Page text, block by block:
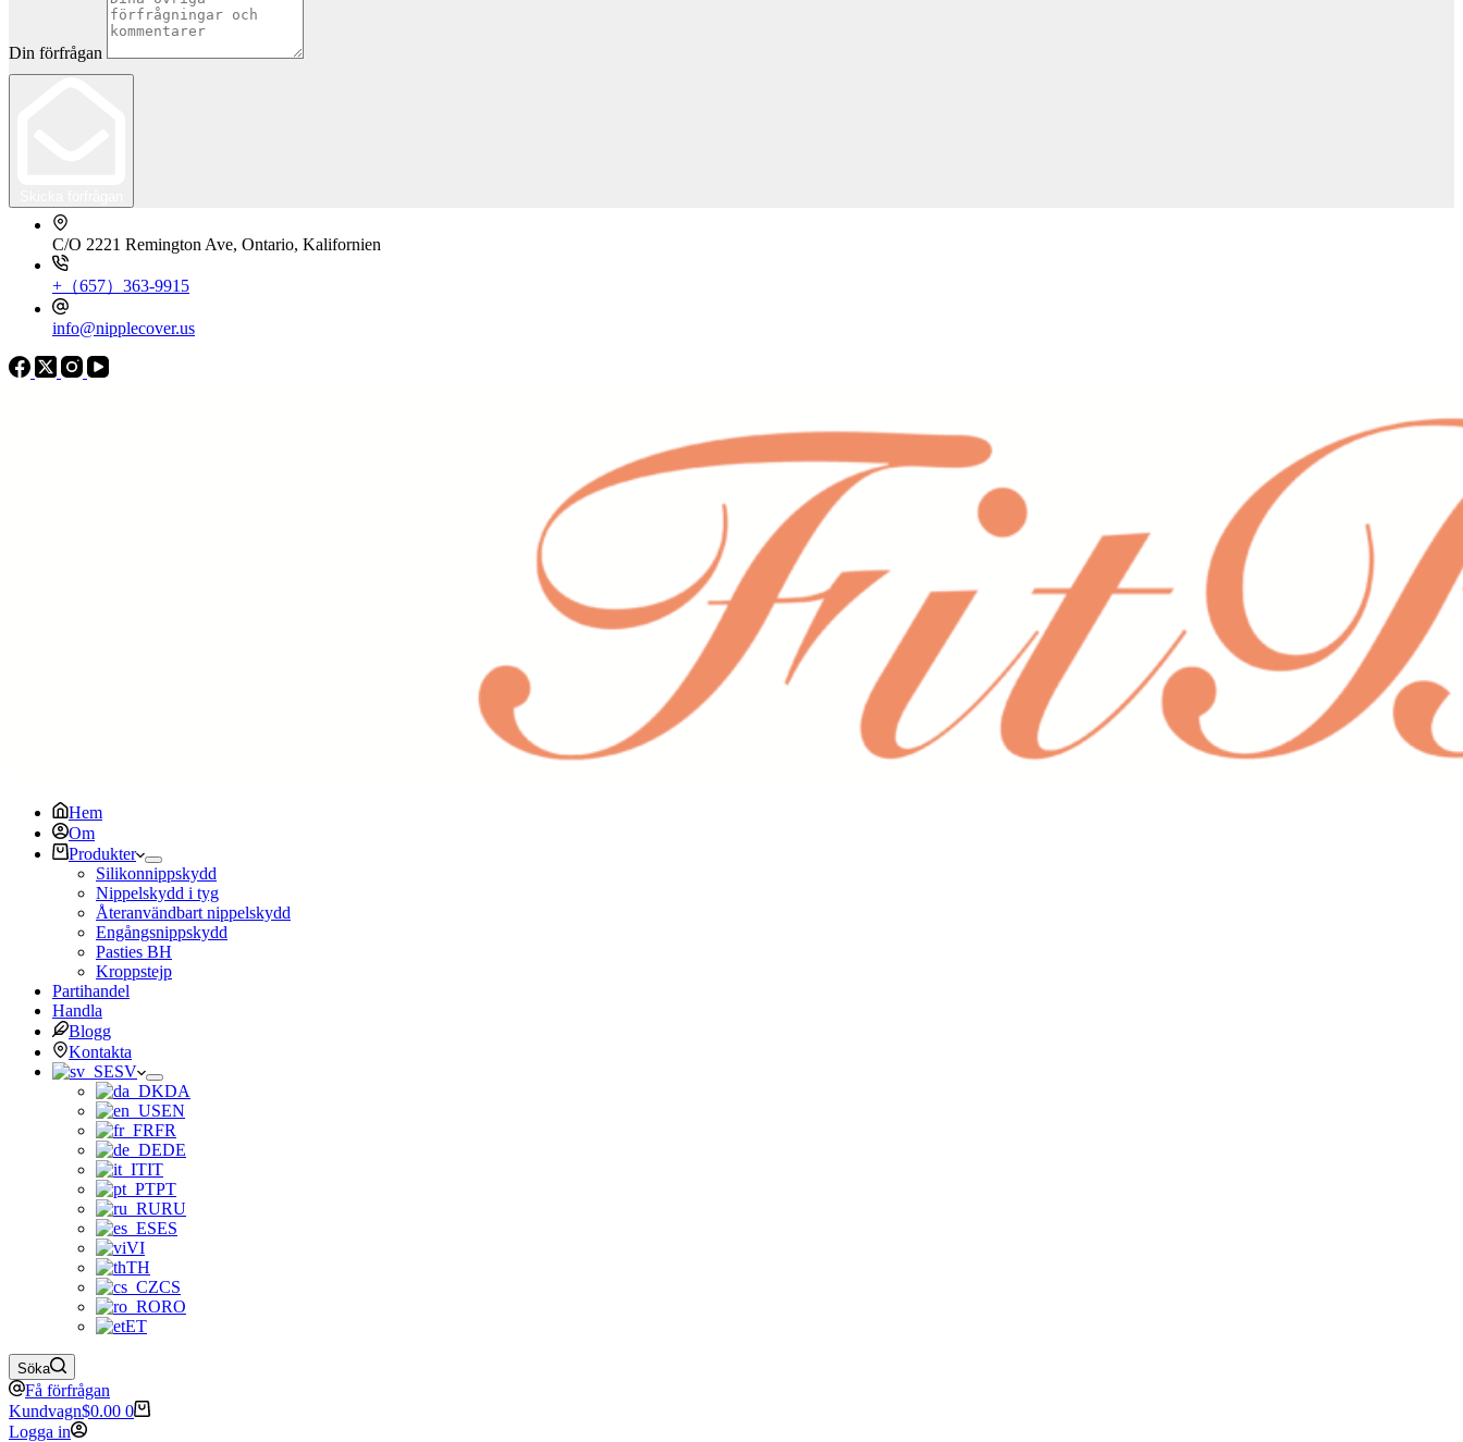
Din förfrågan
C/O 2221 Remington Ave, Ontario, Kalifornien
+（657）363-9915
info@nipplecover.us
Hem
Om
Produkter
Silikonnippskydd
Nippelskydd i tyg
Återanvändbart nippelskydd
Engångsnippskydd
Pasties BH
Kroppstejp
Partihandel
Handla
Blogg
Kontakta
SV
DA
EN
FR
DE
IT
PT
RU
ES
VI
TH
CS
RO
ET
Söka
Få förfrågan
Kundvagn$0.00 0
Logga in